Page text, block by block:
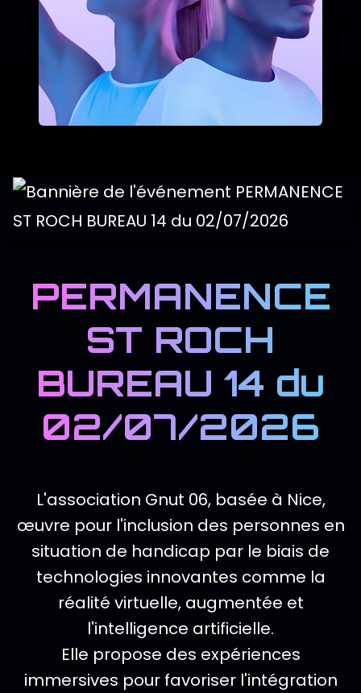
PERMANENCE
ST ROCH
BUREAU 14 du
02/07/2026
DESCRIPTION DE L'ÉVÉNEMENT
L'association Gnut 06, basée à Nice,
œuvre pour l'inclusion des personnes en
situation de handicap par le biais de
technologies innovantes comme la
réalité virtuelle, augmentée et
l'intelligence artificielle.
Elle propose des expériences
immersives pour favoriser l'intégration